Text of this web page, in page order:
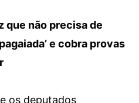
que não precisa de
e cobra provas
os deputados